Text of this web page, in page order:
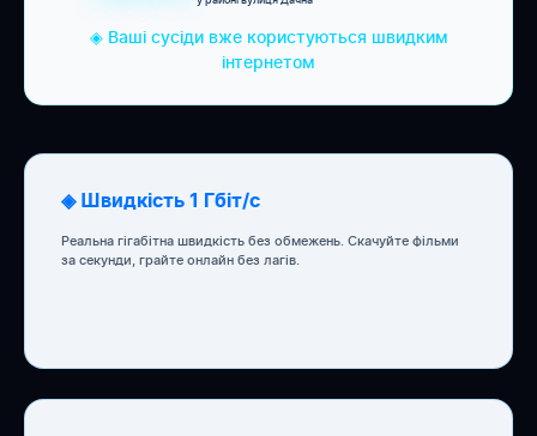
◈ Ваші сусіди вже користуються швидким
інтернетом
◈ Швидкість 1 Гбіт/с
Реальна гігабітна швидкість без обмежень. Скачуйте фільми
за секунди, грайте онлайн без лагів.